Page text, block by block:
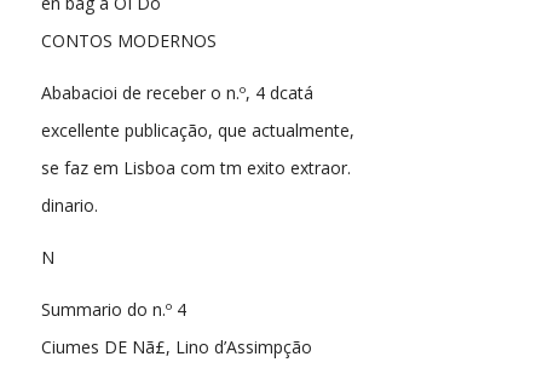
CONTOS MODERNOS
Ababacioi de receber o n.º, 4 dcatá
excellente publicação, que actualmente,
se faz em Lisboa com tm exito extraor.
dinario.
N
Summario do n.º 4
Ciumes DE Nã£, Lino d’Assimpção